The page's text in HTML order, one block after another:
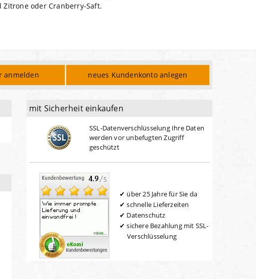
Zitrone oder Cranberry-Saft.
anmelden neues Kundenkonto anlegen
mit Sicherheit einkaufen
SSL-Datenverschlüsselung Ihre Daten
werden vor unbefugten Zugriff
geschützt
über 25 Jahre für Sie da
schnelle Lieferzeiten
Datenschutz
sichere Bezahlung mit SSL-
Verschlüsselung